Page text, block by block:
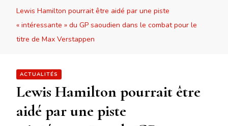
Lewis Hamilton pourrait être aidé par une piste
« intéressante » du GP saoudien dans le combat pour le
titre de Max Verstappen
ACTUALITÉS
Lewis Hamilton pourrait être
aidé par une piste